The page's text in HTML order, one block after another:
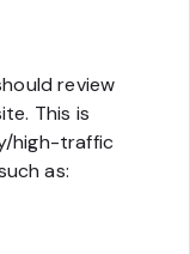
review
This is
high-traffic
as: